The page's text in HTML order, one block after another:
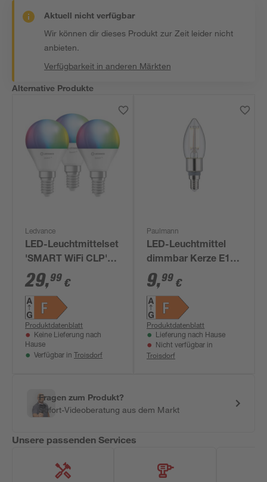
Aktuell nicht verfügbar
Wir können dir dieses Produkt zur Zeit leider nicht
anbieten.
Verfügbarkeit in anderen Märkten
Alternative Produkte
Ledvance
LED-Leuchtmittelset
'SMART WiFi CLP'
dimmbar Tropfen
matt E14 4,9 W 470
lm RGB - tunable
white 3 Stück
29,99 €
Produktdatenblatt
Keine Lieferung nach
Hause
Verfügbar in Troisdorf
Paulmann
LED-Leuchtmittel
dimmbar Kerze E14
5 W 470 lm
warmweiß
9,99 €
Produktdatenblatt
Lieferung nach Hause
Nicht verfügbar in
Troisdorf
Fragen zum Produkt?
Sofort-Videoberatung aus dem Markt
Unsere passenden Services